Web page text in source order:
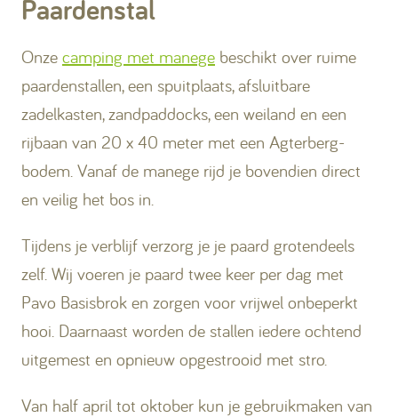
Paardenstal
Onze camping met manege beschikt over ruime
paardenstallen, een spuitplaats, afsluitbare
zadelkasten, zandpaddocks, een weiland en een
rijbaan van 20 x 40 meter met een Agterberg-
bodem. Vanaf de manege rijd je bovendien direct
en veilig het bos in.
Tijdens je verblijf verzorg je je paard grotendeels
zelf. Wij voeren je paard twee keer per dag met
Pavo Basisbrok en zorgen voor vrijwel onbeperkt
hooi. Daarnaast worden de stallen iedere ochtend
uitgemest en opnieuw opgestrooid met stro.
Van half april tot oktober kun je gebruikmaken van